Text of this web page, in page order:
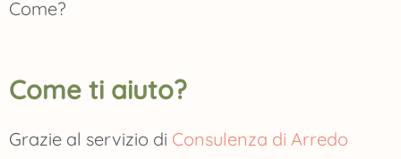
Come?
Come ti aiuto?
Grazie al servizio di Consulenza di Arredo